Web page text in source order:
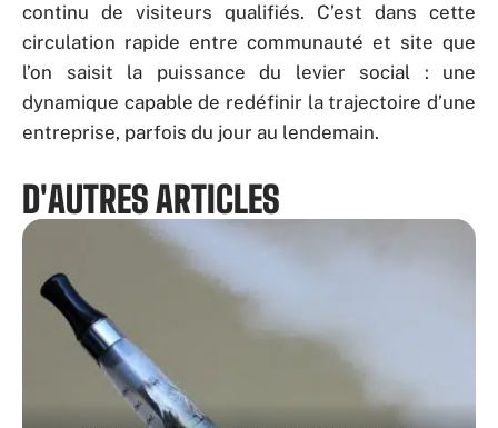
continu de visiteurs qualifiés. C’est dans cette
circulation rapide entre communauté et site que
l’on saisit la puissance du levier social : une
dynamique capable de redéfinir la trajectoire d’une
entreprise, parfois du jour au lendemain.
D'AUTRES ARTICLES